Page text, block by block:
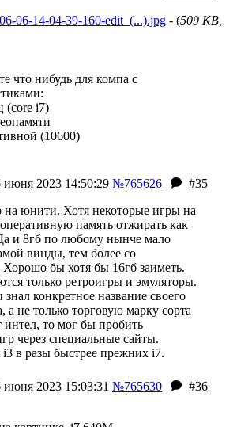
06-14-04-39-160-edit_(...).jpg - (509 KB,
что нибудь для компа с
(core i7)
(10600)
июня 2023 14:50:29 №765626
#35
на юнити. Хотя некоторые игры на
память отжирать как
и 8гб по любому нынче мало
винды, тем более со
Хорошо бы хотя бы 16гб заиметь.
только ретроигры и эмуляторы.
конкретное название своего
а не только торговую марку сорта
интел, то мог бы пробить
через специальные сайты.
в разы быстрее прежних i7.
июня 2023 15:03:31 №765630
#36